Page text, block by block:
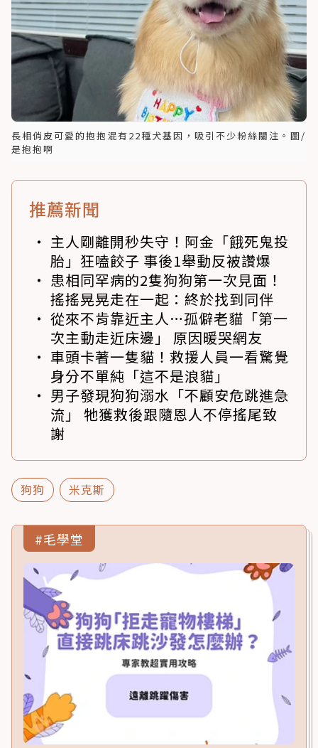
長相俏皮可愛的抱抱混有22種犬基因，吸引不少粉絲關注。圖/
是抱抱啊
推薦新聞
主人剛離開秒失守！阿金「餓死鬼投
胎」狂嗑餃子 事後1舉動反被讚爆
患相同罕病的2隻狗狗第一次見面！
搖搖晃晃走在一起：終於找到同伴
從來不肯靠近主人…孤僻老貓「第一
次主動走近床邊」 原因暖哭網友
車頭卡著一隻貓！救援人員一看驚覺
身分不單純「這不是浪貓」
男子發現狗狗溺水「不顧安危跳進急
流」 牠獲救後跟隨恩人不停搖尾致
謝
狗狗 米克斯
#毛學堂